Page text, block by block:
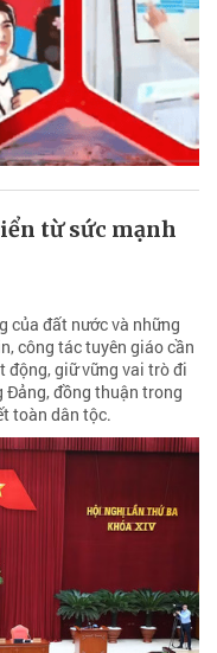
từ sức mạnh
của đất nước và những
công tác tuyên giáo cần
động, giữ vững vai trò đi
đồng thuận trong
toàn dân tộc.